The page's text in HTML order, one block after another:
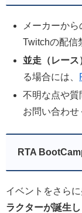
メーカーか
Twitchの配信
並走（レース
る場合には、
不明な点や質
お問い合わせ
RTA
イベントをさらに
ラクターが誕生し